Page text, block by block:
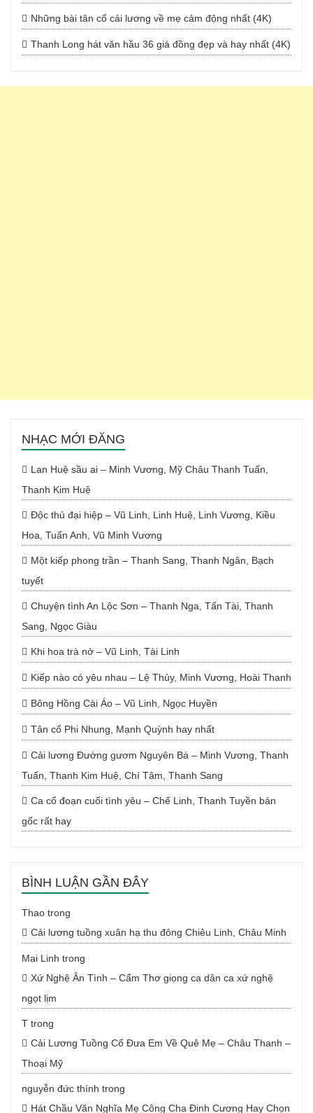
Những bài tân cổ cải lương về mẹ cảm động nhất (4K)
Thanh Long hát văn hầu 36 giá đồng đẹp và hay nhất (4K)
NHẠC MỚI ĐĂNG
Lan Huệ sầu ai – Minh Vương, Mỹ Châu Thanh Tuấn,
Thanh Kim Huệ
Độc thủ đại hiệp – Vũ Linh, Linh Huệ, Linh Vương, Kiều
Hoa, Tuấn Anh, Vũ Minh Vương
Một kiếp phong trần – Thanh Sang, Thanh Ngân, Bạch
tuyết
Chuyện tình An Lộc Sơn – Thanh Nga, Tấn Tài, Thanh
Sang, Ngọc Giàu
Khi hoa trà nở – Vũ Linh, Tài Linh
Kiếp nào có yêu nhau – Lệ Thủy, Minh Vương, Hoài Thanh
Bông Hồng Cài Áo – Vũ Linh, Ngọc Huyền
Tân cổ Phi Nhung, Mạnh Quỳnh hay nhất
Cải lương Đường gươm Nguyên Bá – Minh Vương, Thanh
Tuấn, Thanh Kim Huệ, Chí Tâm, Thanh Sang
Ca cổ đoạn cuối tình yêu – Chế Linh, Thanh Tuyền bản
gốc rất hay
BÌNH LUẬN GẦN ĐÂY
Thao trong
Cải lương tuồng xuân hạ thu đông Chiêu Linh, Châu Minh
Mai Linh trong
Xứ Nghệ Ân Tình – Cẩm Thơ giọng ca dân ca xứ nghệ
ngọt lịm
T trong
Cải Lương Tuồng Cổ Đưa Em Về Quê Mẹ – Châu Thanh –
Thoại Mỹ
nguyễn đức thính trong
Hát Chầu Văn Nghĩa Mẹ Công Cha Đinh Cương Hay Chọn